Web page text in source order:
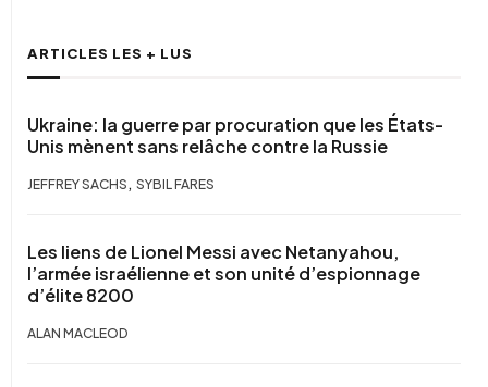
ARTICLES LES + LUS
Ukraine: la guerre par procuration que les États-
Unis mènent sans relâche contre la Russie
JEFFREY SACHS , SYBIL FARES
Les liens de Lionel Messi avec Netanyahou,
l’armée israélienne et son unité d’espionnage
d’élite 8200
ALAN MACLEOD